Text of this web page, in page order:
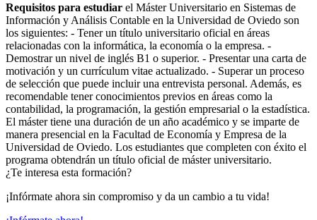
Requisitos para estudiar el Máster Universitario en Sistemas de
Información y Análisis Contable en la Universidad de Oviedo son
los siguientes: - Tener un título universitario oficial en áreas
relacionadas con la informática, la economía o la empresa. -
Demostrar un nivel de inglés B1 o superior. - Presentar una carta de
motivación y un currículum vitae actualizado. - Superar un proceso
de selección que puede incluir una entrevista personal. Además, es
recomendable tener conocimientos previos en áreas como la
contabilidad, la programación, la gestión empresarial o la estadística.
El máster tiene una duración de un año académico y se imparte de
manera presencial en la Facultad de Economía y Empresa de la
Universidad de Oviedo. Los estudiantes que completen con éxito el
programa obtendrán un título oficial de máster universitario.
¿Te interesa esta formación?
¡Infórmate ahora sin compromiso y da un cambio a tu vida!